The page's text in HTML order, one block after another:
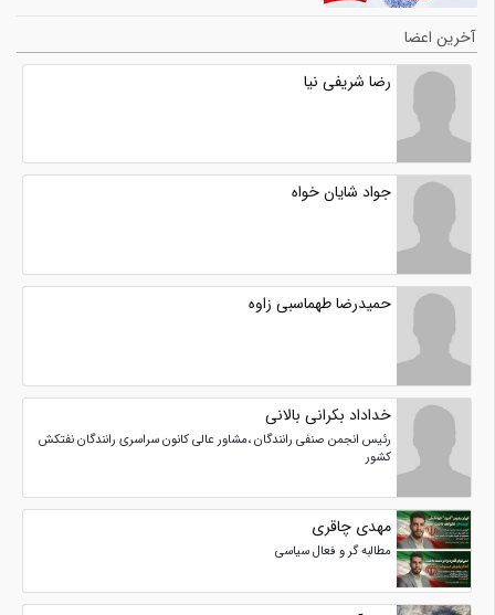
آخرین اعضا
رضا شریفی نیا
جواد شایان خواه
حمیدرضا طهماسبی زاوه
خداداد بکرانی بالانی
رئیس انجمن صنفی رانندگان ،مشاور عالی کانون سراسری رانندگان نفتکش
کشور
مهدی چاقری
مطالبه گر و فعال سیاسی